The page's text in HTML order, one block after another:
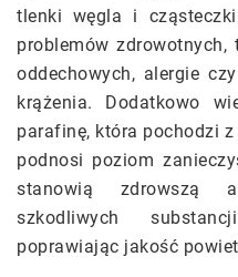
tlenki węgla i
problemów
oddechowych, alergie
krążenia. Dodatkowo
parafinę, która pochodzi
podnosi poziom
stanowią zdrowszą
szkodliwych
poprawiając jakość